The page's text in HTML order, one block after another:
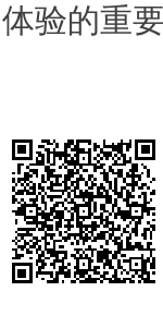
验的重